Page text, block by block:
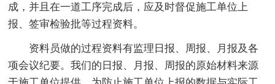
成，并且在一道工序完成后，应及时督促施工单位上
报、签审检验批等过程资料。
资料员做的过程资料有监理日报、周报、月报及各
项会议纪要。我们的日报、月报、周报的原始材料来源